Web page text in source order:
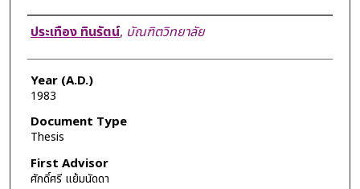
Author
ประเทือง ทินรัตน์, บัณฑิตวิทยาลัย
Year (A.D.)
1983
Document Type
Thesis
First Advisor
ศักดิ์ศรี แย้มนัดดา